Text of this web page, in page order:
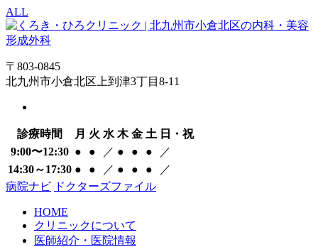
ALL
〒803-0845
北九州市小倉北区上到津3丁目8-11
診療時間 月 火 水 木 金 土 日・祝
9:00〜12:30 ● ● ／ ● ● ●
／
14:30～17:30 ● ● ／ ● ● ●
／
病院ナビ ドクターズファイル
HOME
クリニックについて
医師紹介・医院情報